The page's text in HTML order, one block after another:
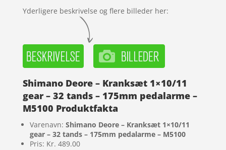
Yderligere beskrivelse og flere billeder her:
Shimano Deore – Kranksæt 1×10/11
gear – 32 tands – 175mm pedalarme –
M5100 Produktfakta
Varenavn: Shimano Deore – Kranksæt 1×10/11
gear – 32 tands – 175mm pedalarme – M5100
Pris: Kr. 489.00